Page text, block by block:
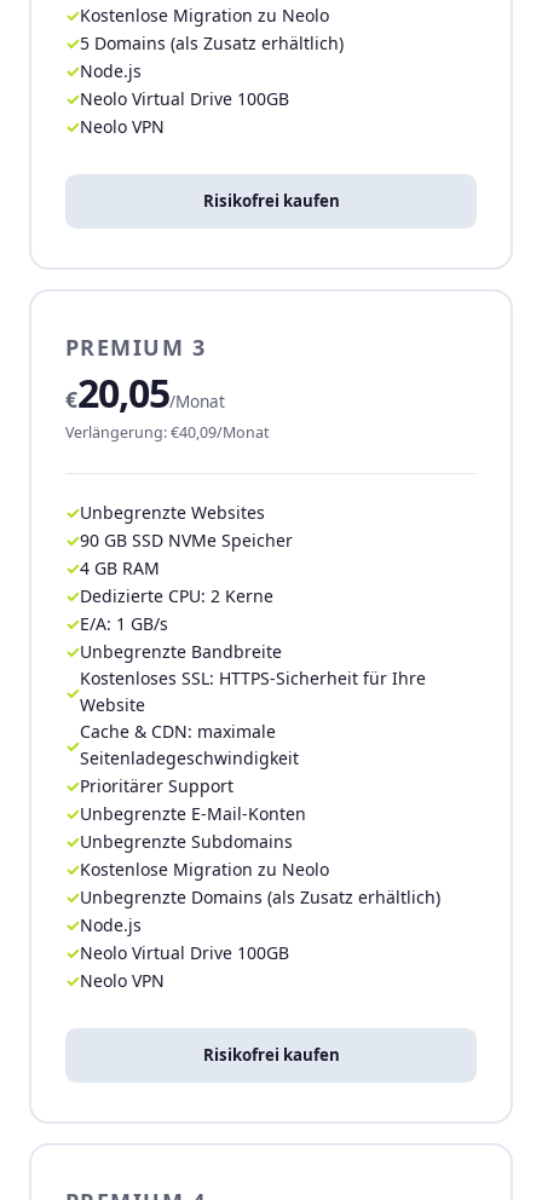
Kostenlose Migration zu Neolo
5 Domains (als Zusatz erhältlich)
Node.js
Neolo Virtual Drive 100GB
Neolo VPN
Risikofrei kaufen
PREMIUM 3
€20,05/Monat
Verlängerung: €40,09/Monat
Unbegrenzte Websites
90 GB SSD NVMe Speicher
4 GB RAM
Dedizierte CPU: 2 Kerne
E/A: 1 GB/s
Unbegrenzte Bandbreite
Kostenloses SSL: HTTPS-Sicherheit für Ihre
Website
Cache & CDN: maximale
Seitenladegeschwindigkeit
Prioritärer Support
Unbegrenzte E-Mail-Konten
Unbegrenzte Subdomains
Kostenlose Migration zu Neolo
Unbegrenzte Domains (als Zusatz erhältlich)
Node.js
Neolo Virtual Drive 100GB
Neolo VPN
Risikofrei kaufen